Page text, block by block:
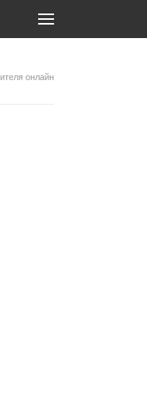
онлайн